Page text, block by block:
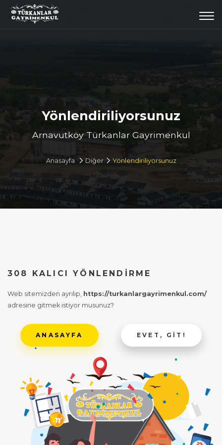
Yönlendiriliyorsunuz
Arnavutköy Türkanlar Gayrimenkul
Anasayfa Diğer Yönlendiriliyorsunuz
308 KALICI YÖNLENDIRME
Web sitemizden ayrılıp, https://turkanlargayrimenkul.com/
adresine gitmek istiyor musunuz?
ANASAYFA EVET, GIT!